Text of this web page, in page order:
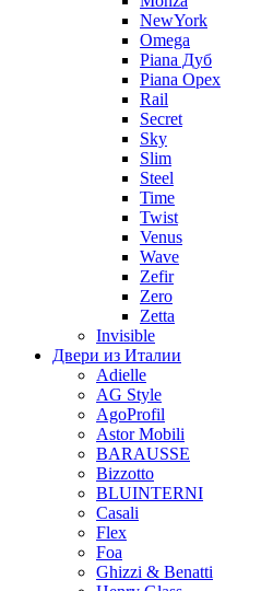
NewYork
Omega
Piana Дуб
Piana Орех
Rail
Secret
Sky
Slim
Steel
Time
Twist
Venus
Wave
Zefir
Zero
Zetta
Invisible
Двери из Италии
Adielle
AG Style
AgoProfil
Astor Mobili
BARAUSSE
Bizzotto
BLUINTERNI
Casali
Flex
Foa
Ghizzi & Benatti